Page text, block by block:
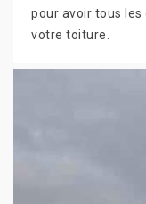
pour avoir tous
votre toiture.